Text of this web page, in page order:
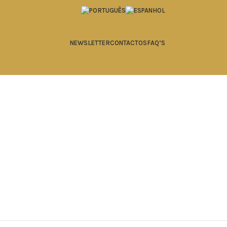
NEWSLETTERCONTACTOSFAQ’S